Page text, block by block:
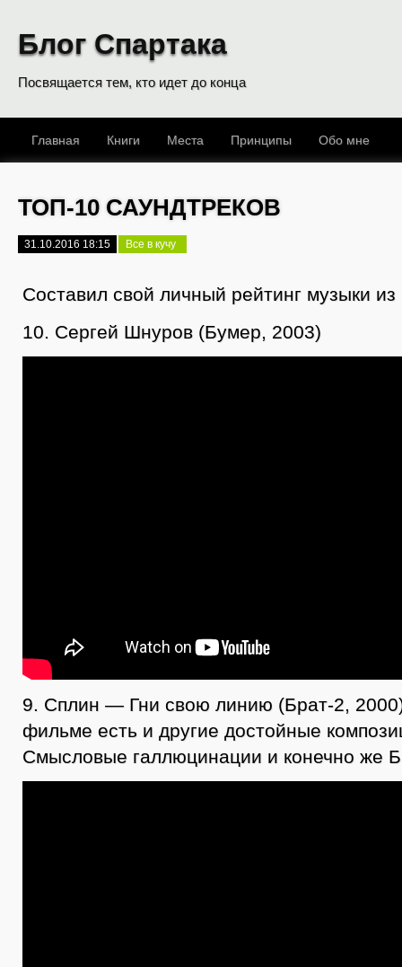
Блог Спартака
Посвящается тем, кто идет до конца
Главная Книги Места Принципы Обо мне
ТОП-10 САУНДТРЕКОВ
31.10.2016 18:15 Все в кучу
Составил свой личный рейтинг музыки
10. Сергей Шнуров (Бумер, 2003)
9. Сплин — Гни свою линию (Брат-2,
фильме есть и другие достойные
Смысловые галлюцинации и конечно же